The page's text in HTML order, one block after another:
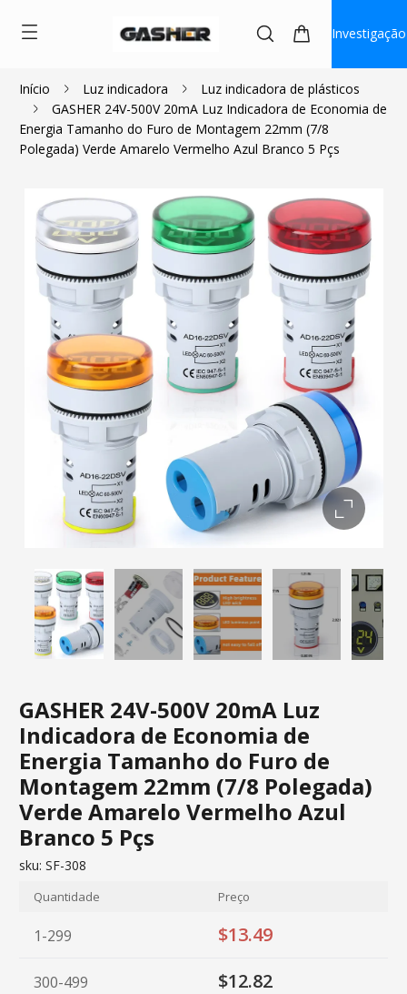
Investigação
Início Luz indicadora
Luz indicadora de plásticos
GASHER 24V-500V 20mA Luz Indicadora de Economia de
Energia Tamanho do Furo de Montagem 22mm (7/8
Polegada) Verde Amarelo Vermelho Azul Branco 5 Pçs
GASHER 24V-500V 20mA Luz
Indicadora de Economia de
Energia Tamanho do Furo de
Montagem 22mm (7/8 Polegada)
Verde Amarelo Vermelho Azul
Branco 5 Pçs
$13.49
sku: SF-308
Quantidade Preço
1-299 $13.49
300-499 $12.82